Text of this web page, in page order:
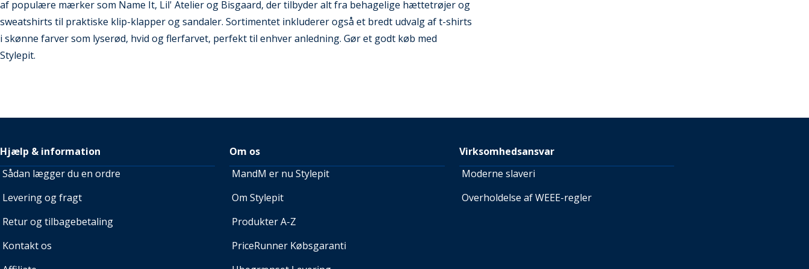
af populære mærker som Name It, Lil' Atelier og Bisgaard, der tilbyder alt fra behagelige hættetrøjer og
sweatshirts til praktiske klip-klapper og sandaler. Sortimentet inkluderer også et bredt udvalg af t-shirts
i skønne farver som lyserød, hvid og flerfarvet, perfekt til enhver anledning. Gør et godt køb med
Stylepit.
Hjælp & information
Sådan lægger du en ordre
Levering og fragt
Retur og tilbagebetaling
Kontakt os
Om os
MandM er nu Stylepit
Om Stylepit
Produkter A-Z
PriceRunner Købsgaranti
Virksomhedsansvar
Moderne slaveri
Overholdelse af WEEE-regler